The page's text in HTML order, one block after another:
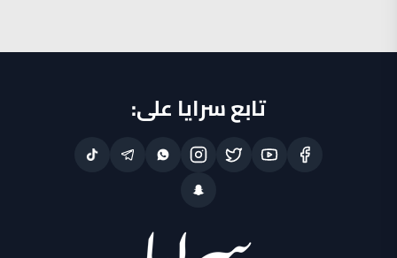
تابع سرايا على: